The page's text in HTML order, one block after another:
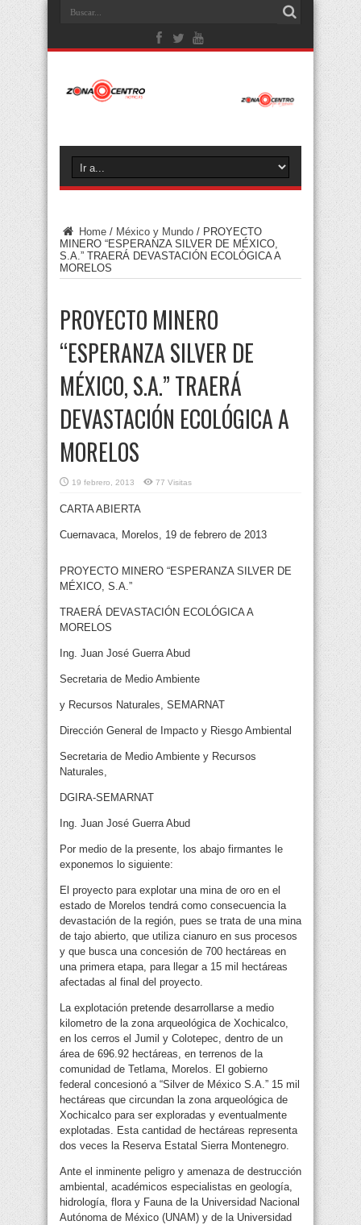
Home / México y Mundo / PROYECTO
MINERO “ESPERANZA SILVER DE MÉXICO,
S.A.” TRAERÁ DEVASTACIÓN ECOLÓGICA A
MORELOS
PROYECTO MINERO
“ESPERANZA SILVER DE
MÉXICO, S.A.” TRAERÁ
DEVASTACIÓN ECOLÓGICA A
MORELOS
19 febrero, 2013 77 Visitas
CARTA ABIERTA
Cuernavaca, Morelos, 19 de febrero de 2013
PROYECTO MINERO “ESPERANZA SILVER DE
MÉXICO, S.A.”
TRAERÁ DEVASTACIÓN ECOLÓGICA A
MORELOS
Ing. Juan José Guerra Abud
Secretaria de Medio Ambiente
y Recursos Naturales, SEMARNAT
Dirección General de Impacto y Riesgo Ambiental
Secretaria de Medio Ambiente y Recursos
Naturales,
DGIRA-SEMARNAT
Ing. Juan José Guerra Abud
Por medio de la presente, los abajo firmantes le
exponemos lo siguiente:
El proyecto para explotar una mina de oro en el
estado de Morelos tendrá como consecuencia la
devastación de la región, pues se trata de una mina
de tajo abierto, que utiliza cianuro en sus procesos
y que busca una concesión de 700 hectáreas en
una primera etapa, para llegar a 15 mil hectáreas
afectadas al final del proyecto.
La explotación pretende desarrollarse a medio
kilometro de la zona arqueológica de Xochicalco,
en los cerros el Jumil y Colotepec, dentro de un
área de 696.92 hectáreas, en terrenos de la
comunidad de Tetlama, Morelos. El gobierno
federal concesionó a “Silver de México S.A.” 15 mil
hectáreas que circundan la zona arqueológica de
Xochicalco para ser exploradas y eventualmente
explotadas. Esta cantidad de hectáreas representa
dos veces la Reserva Estatal Sierra Montenegro.
Ante el inminente peligro y amenaza de destrucción
ambiental, académicos especialistas en geología,
hidrología, flora y Fauna de la Universidad Nacional
Autónoma de México (UNAM) y de la Universidad